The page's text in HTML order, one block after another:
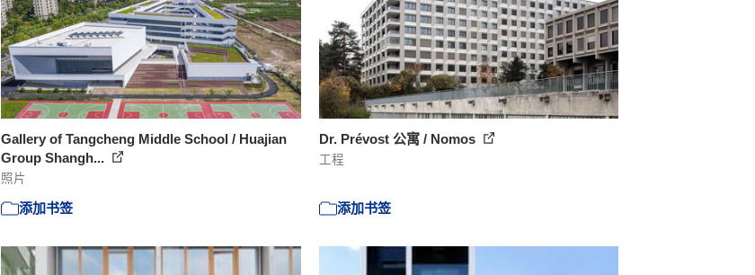
Gallery of Tangcheng Middle School / Huajian
Group Shangh...
照片
添加书签
Dr. Prévost 公寓 / Nomos
工程
添加书签